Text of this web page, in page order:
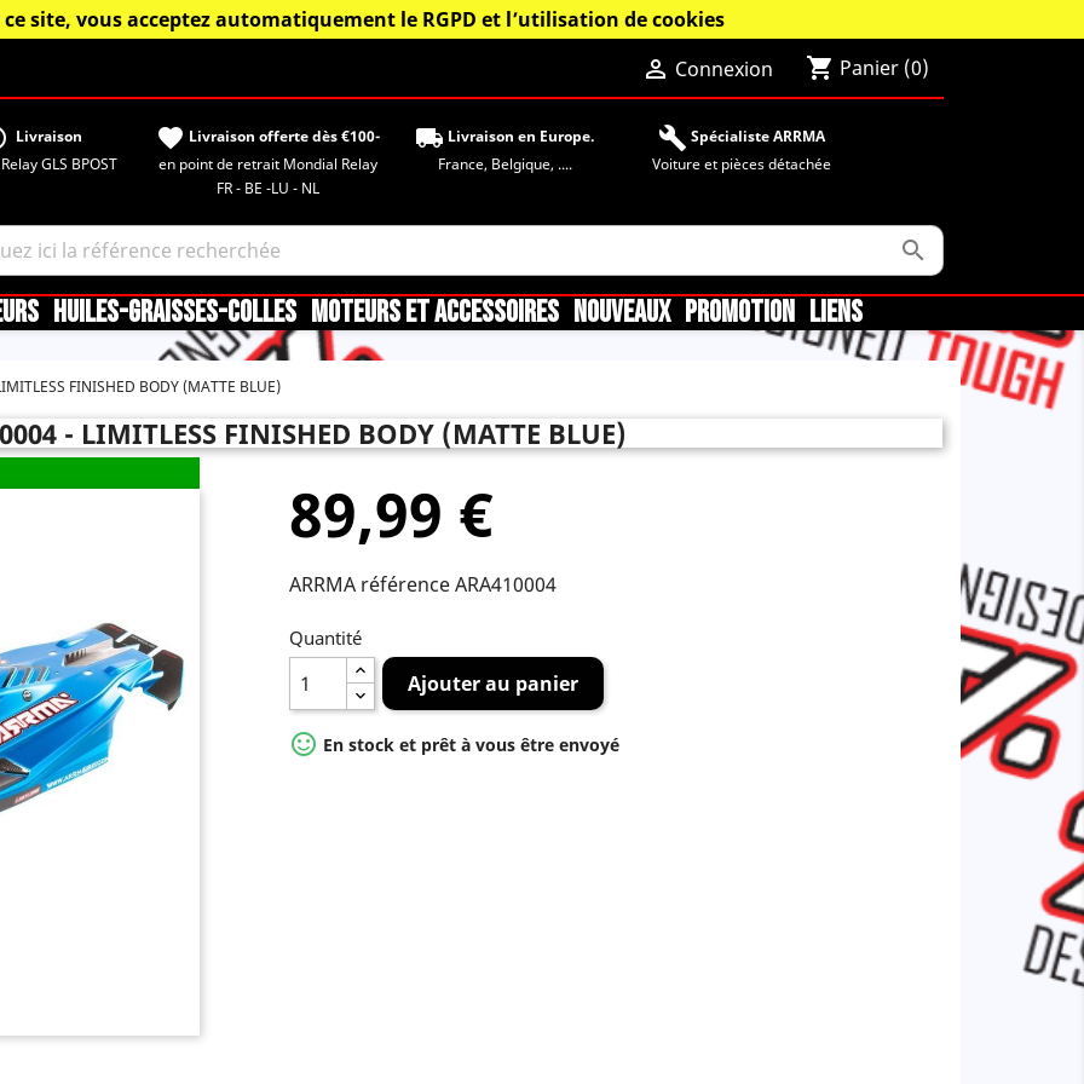
site, vous acceptez automatiquement le RGPD et l’utilisation de cookies
 Connexion shopping_cart Panier (0)
Livraison
GLS BPOST
favorite Livraison offerte dès €100-
en point de retrait Mondial Relay
FR - BE -LU - NL
local_shipping Livraison en Europe.
France, Belgique, ....
build Spécialiste ARRMA
Voiture et pièces détachée

HUILES-GRAISSES-COLLES MOTEURS ET ACCESSOIRES NOUVEAUX PROMOTION LIENS
FINISHED BODY (MATTE BLUE)
- LIMITLESS FINISHED BODY (MATTE BLUE)
89,99 €
ARRMA référence ARA410004
Quantité
Ajouter au panier
 En stock et prêt à vous être envoyé